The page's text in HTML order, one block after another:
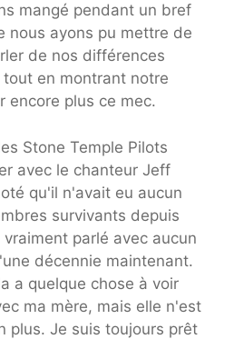
mangé pendant un bref
nous ayons pu mettre de
de nos différences
en montrant notre
encore plus ce mec.
Stone Temple Pilots
avec le chanteur Jeff
qu'il n'avait eu aucun
survivants depuis
parlé avec aucun
décennie maintenant.
a quelque chose à voir
ma mère, mais elle n'est
plus. Je suis toujours prêt